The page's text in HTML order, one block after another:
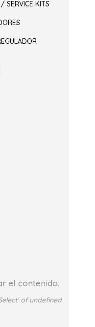
SERVICE KITS
el contenido.
of undefined